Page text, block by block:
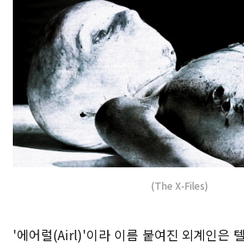
(The X-Files)
'에어럴(Airl)'이라 이름 붙여진 외계인은